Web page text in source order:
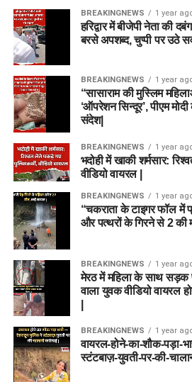
BREAKINGNEWS 1 year
हरिद्वार में बीजेपी नेता की
बरसे अपशब्द, चुप्पी पर उठे
BREAKINGNEWS 1 year
“सासाराम की मुस्लिम
‘ऑपरेशन सिन्दूर’, पीएम
संदेश|
BREAKINGNEWS 1 year
भदोही में खाकी शर्मसार:
वीडियो वायरल |
BREAKINGNEWS 1 year
“चकराता के टाइगर फॉल में
और पत्थरों के गिरने से 2 की
BREAKINGNEWS 1 year
मेरठ में महिला के साथ
वाला युवक वीडियो वायरल
BREAKINGNEWS 1 year
वायरल-होने-का-शौक-पड़ा-
स्टंटबाज़-युवती-पर-की-